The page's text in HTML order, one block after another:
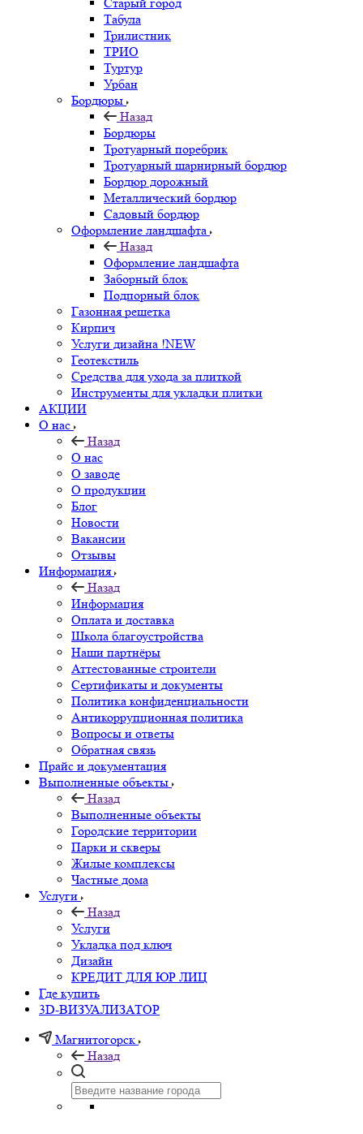
Табула
Трилистник
ТРИО
Туртур
Урбан
Бордюры
Назад
Бордюры
Тротуарный поребрик
Тротуарный шарнирный бордюр
Бордюр дорожный
Металлический бордюр
Садовый бордюр
Оформление ландшафта
Назад
Оформление ландшафта
Заборный блок
Подпорный блок
Газонная решетка
Кирпич
Услуги дизайна !NEW
Геотекстиль
Средства для ухода за плиткой
Инструменты для укладки плитки
АКЦИИ
О нас
Назад
О нас
О заводе
О продукции
Блог
Новости
Вакансии
Отзывы
Информация
Назад
Информация
Оплата и доставка
Школа благоустройства
Наши партнёры
Аттестованные строители
Сертификаты и документы
Политика конфиденциальности
Антикоррупционная политика
Вопросы и ответы
Обратная связь
Прайс и документация
Выполненные объекты
Назад
Выполненные объекты
Городские территории
Парки и скверы
Жилые комплексы
Частные дома
Услуги
Назад
Услуги
Укладка под ключ
Дизайн
КРЕДИТ ДЛЯ ЮР ЛИЦ
Где купить
3D-ВИЗУАЛИЗАТОР
Магнитогорск
Назад